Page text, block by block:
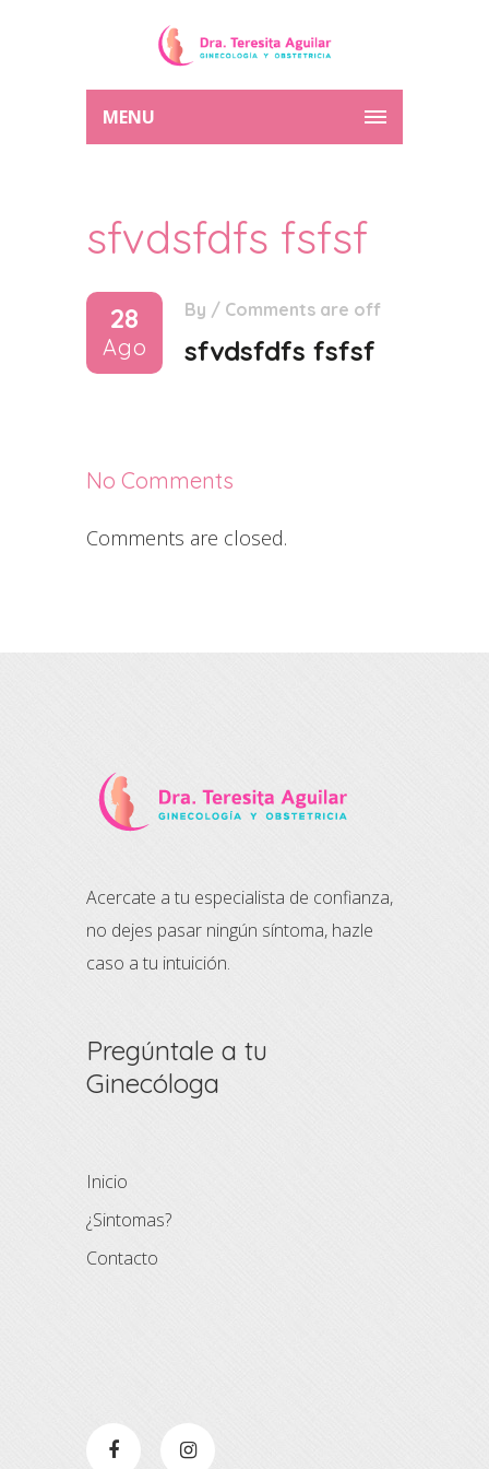
MENU
sfvdsfdfs fsfsf
28
Ago
By / Comments are off
sfvdsfdfs fsfsf
No Comments
Comments are closed.
Acercate a tu especialista de confianza,
no dejes pasar ningún síntoma, hazle
caso a tu intuición.
Pregúntale a tu
Ginecóloga
Inicio
¿Sintomas?
Contacto